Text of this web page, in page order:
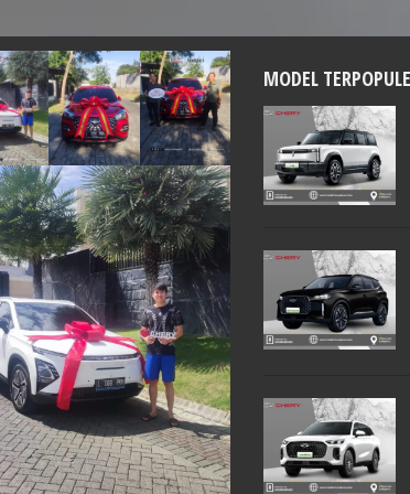
MODEL
Tiggo Cross CSH
Mulai :Rp 309.900.000
Chery C5
Mulai :Rp